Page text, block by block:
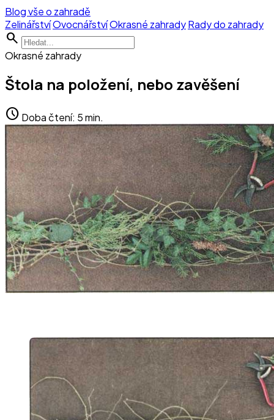
Blog vše o zahradě
ZelinářstvíOvocnářstvíOkrasné zahradyRady do zahrady
search
Okrasné zahrady
Štola na položení, nebo zavěšení
schedule Doba čtení: 5 min.